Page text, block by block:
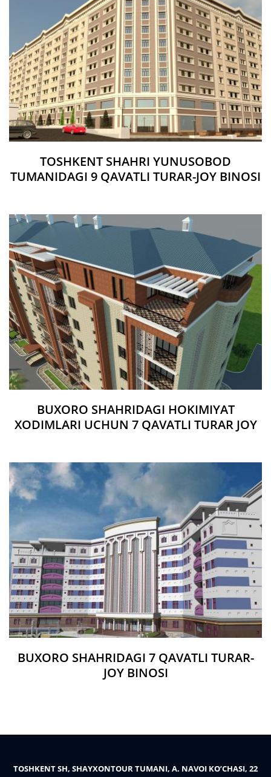
TOSHKENT SHAHRI YUNUSOBOD
TUMANIDAGI 9 QAVATLI TURAR-JOY BINOSI
BUXORO SHAHRIDAGI HOKIMIYAT
XODIMLARI UCHUN 7 QAVATLI TURAR JOY
BUXORO SHAHRIDAGI 7 QAVATLI TURAR-
JOY BINOSI
TOSHKENT SH, SHAYXONTOUR TUMANI, A. NAVOI KO’CHASI, 22